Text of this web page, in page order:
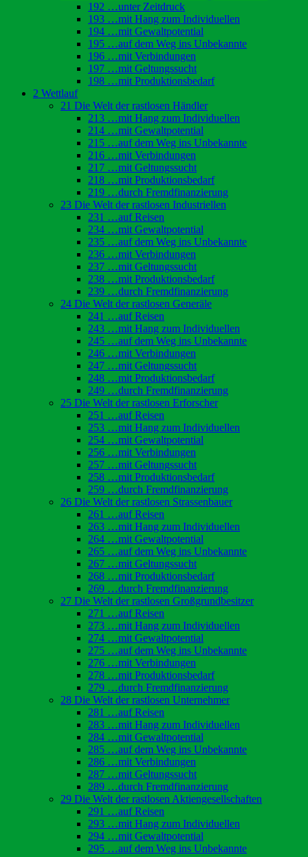
192 …unter Zeitdruck
193 …mit Hang zum Individuellen
194 …mit Gewaltpotential
195 …auf dem Weg ins Unbekannte
196 …mit Verbindungen
197 …mit Geltungssucht
198 …mit Produktionsbedarf
2 Wettlauf
21 Die Welt der rastlosen Händler
213 …mit Hang zum Individuellen
214 …mit Gewaltpotential
215 …auf dem Weg ins Unbekannte
216 …mit Verbindungen
217 …mit Geltungssucht
218 …mit Produktionsbedarf
219 …durch Fremdfinanzierung
23 Die Welt der rastlosen Industriellen
231 …auf Reisen
234 …mit Gewaltpotential
235 …auf dem Weg ins Unbekannte
236 …mit Verbindungen
237 …mit Geltungssucht
238 …mit Produktionsbedarf
239 …durch Fremdfinanzierung
24 Die Welt der rastlosen Generäle
241 …auf Reisen
243 …mit Hang zum Individuellen
245 …auf dem Weg ins Unbekannte
246 …mit Verbindungen
247 …mit Geltungssucht
248 …mit Produktionsbedarf
249 …durch Fremdfinanzierung
25 Die Welt der rastlosen Erforscher
251 …auf Reisen
253 …mit Hang zum Individuellen
254 …mit Gewaltpotential
256 …mit Verbindungen
257 …mit Geltungssucht
258 …mit Produktionsbedarf
259 …durch Fremdfinanzierung
26 Die Welt der rastlosen Strassenbauer
261 …auf Reisen
263 …mit Hang zum Individuellen
264 …mit Gewaltpotential
265 …auf dem Weg ins Unbekannte
267 …mit Geltungssucht
268 …mit Produktionsbedarf
269 …durch Fremdfinanzierung
27 Die Welt der rastlosen Großgrundbesitzer
271 …auf Reisen
273 …mit Hang zum Individuellen
274 …mit Gewaltpotential
275 …auf dem Weg ins Unbekannte
276 …mit Verbindungen
278 …mit Produktionsbedarf
279 …durch Fremdfinanzierung
28 Die Welt der rastlosen Unternehmer
281 …auf Reisen
283 …mit Hang zum Individuellen
284 …mit Gewaltpotential
285 …auf dem Weg ins Unbekannte
286 …mit Verbindungen
287 …mit Geltungssucht
289 …durch Fremdfinanzierung
29 Die Welt der rastlosen Aktiengesellschaften
291 …auf Reisen
293 …mit Hang zum Individuellen
294 …mit Gewaltpotential
295 …auf dem Weg ins Unbekannte